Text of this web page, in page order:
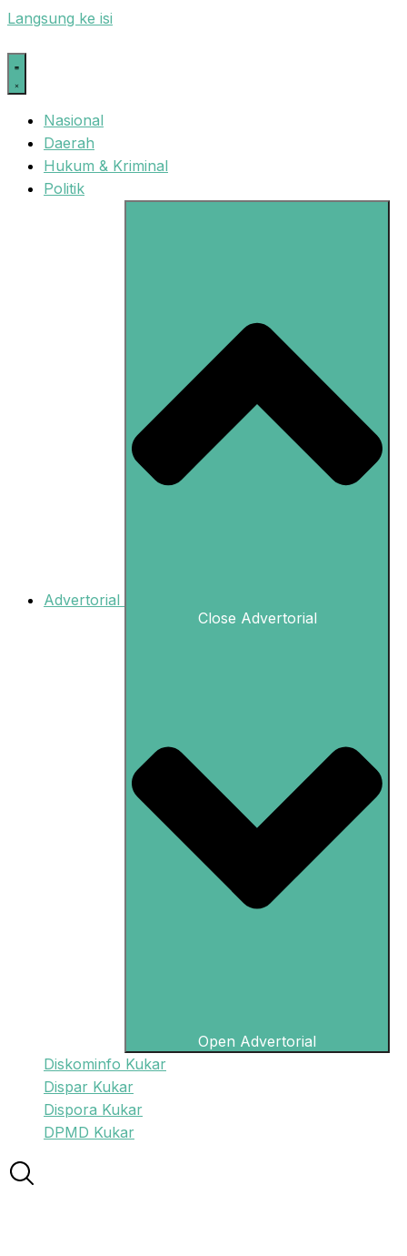
Langsung ke isi
Nasional
Daerah
Hukum & Kriminal
Politik
Advertorial
Close Advertorial
Open Advertorial
Diskominfo Kukar
Dispar Kukar
Dispora Kukar
DPMD Kukar